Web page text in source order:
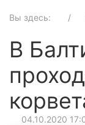
Вы здесь:
В
04.10.2020